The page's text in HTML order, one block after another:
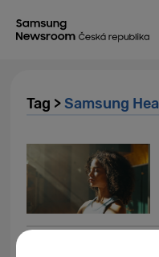
Tag > Samsung